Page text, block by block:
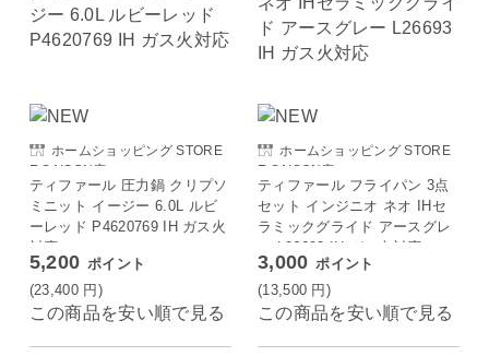
ホームショッピング STORE
E SAISON店
ティファール 圧力鍋 クリプソ
ミニット イージー 6.0L ルビ
ーレッド P4620769 IH ガス火
対応
5,200 ポイント
(23,400 円)
この商品を安い順で見る
ホームショッピング STORE
E SAISON店
ティファール フライパン 3点
セット インジニオ ネオ IHセ
ラミックグライド アースグレ
ー L26693 IH ガス火対応
3,000 ポイント
(13,500 円)
この商品を安い順で見る